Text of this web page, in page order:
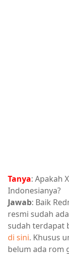
Tanya: Apakah
Indonesianya?
Jawab: Baik
resmi sudah
sudah terdapat
di sini. Khusus
belum ada rom